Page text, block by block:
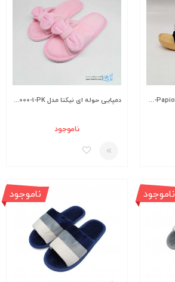
دمپایی زنانه نیکتا مدل L-010-Papioni-Bl دمپایی حوله ای نیکتا مدل K1-11000-1-PK
ناموجود
ناموجود ناموجود